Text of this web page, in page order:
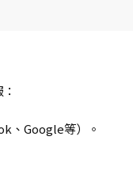
、Google等）。